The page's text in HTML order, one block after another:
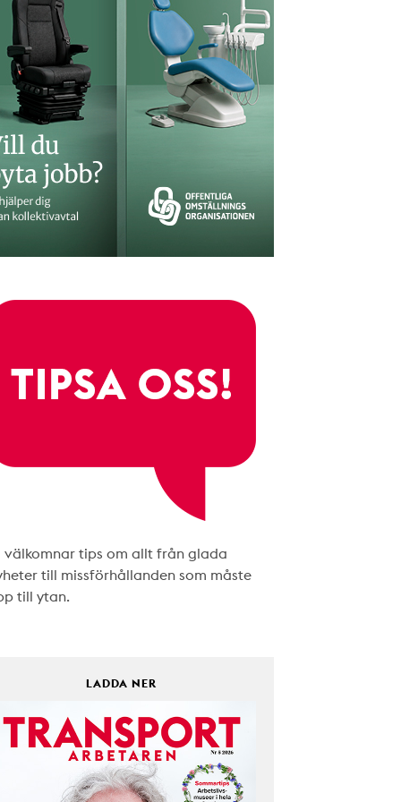
välkomnar tips om allt från glada
till missförhållanden som måste
till ytan.
LADDA NER